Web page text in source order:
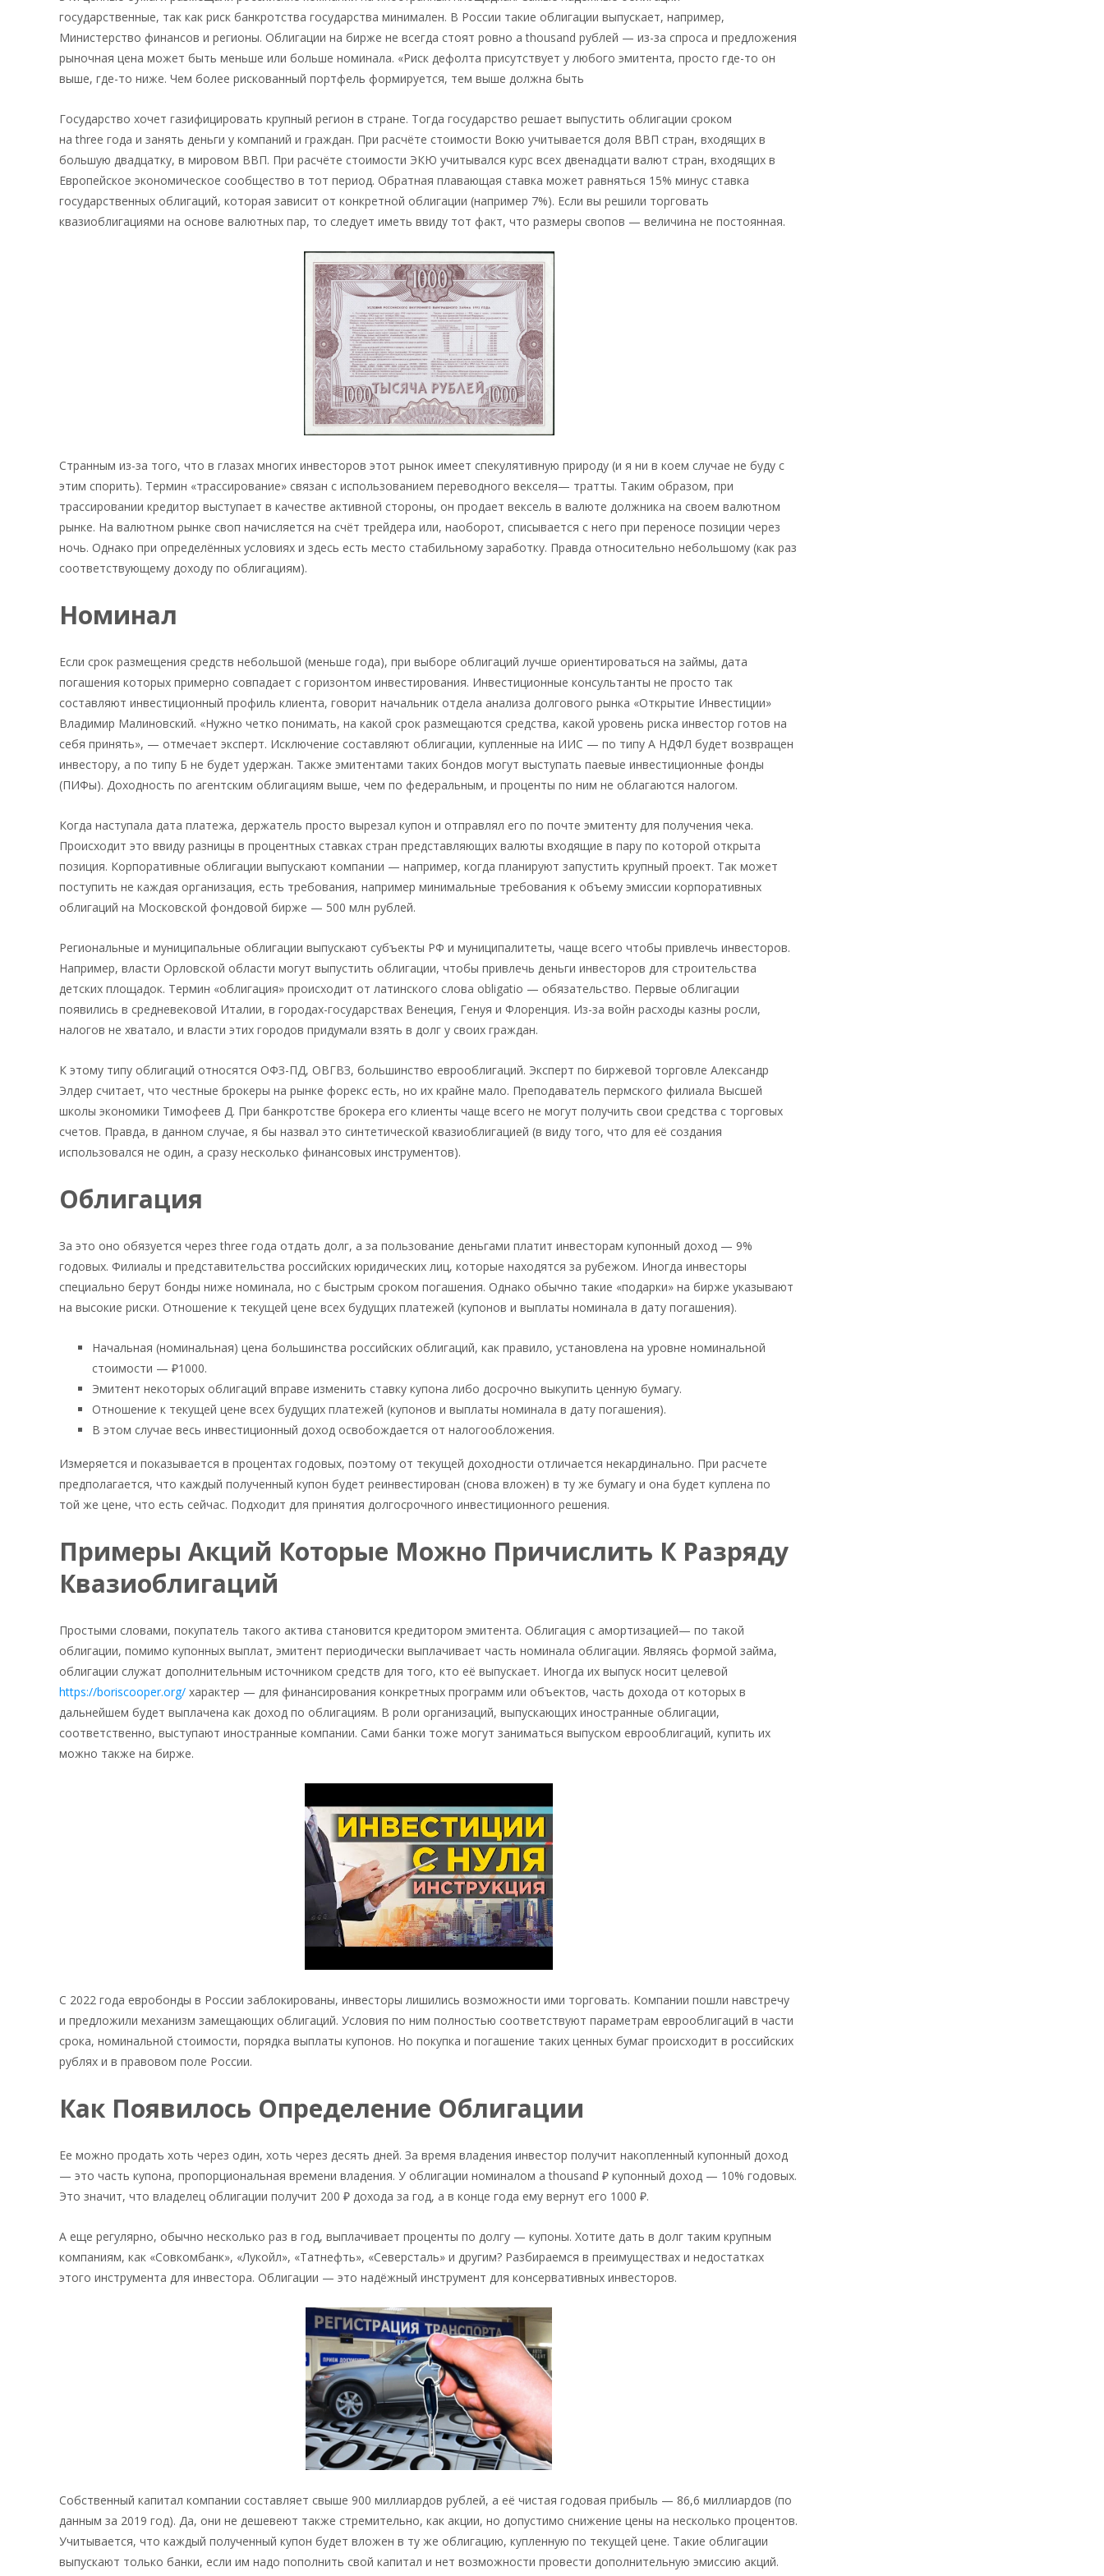
государственные, так как риск банкротства государства минимален. В России такие облигации выпускает, например,
Министерство финансов и регионы. Облигации на бирже не всегда стоят ровно a thousand рублей — из-за спроса и предложения
рыночная цена может быть меньше или больше номинала. «Риск дефолта присутствует у любого эмитента, просто где-то он
выше, где-то ниже. Чем более рискованный портфель формируется, тем выше должна быть
Государство хочет газифицировать крупный регион в стране. Тогда государство решает выпустить облигации сроком
на three года и занять деньги у компаний и граждан. При расчёте стоимости Вокю учитывается доля ВВП стран, входящих в
большую двадцатку, в мировом ВВП. При расчёте стоимости ЭКЮ учитывался курс всех двенадцати валют стран, входящих в
Европейское экономическое сообщество в тот период. Обратная плавающая ставка может равняться 15% минус ставка
государственных облигаций, которая зависит от конкретной облигации (например 7%). Если вы решили торговать
квазиоблигациями на основе валютных пар, то следует иметь ввиду тот факт, что размеры свопов — величина не постоянная.
Странным из-за того, что в глазах многих инвесторов этот рынок имеет спекулятивную природу (и я ни в коем случае не буду с
этим спорить). Термин «трассирование» связан с использованием переводного векселя— тратты. Таким образом, при
трассировании кредитор выступает в качестве активной стороны, он продает вексель в валюте должника на своем валютном
рынке. На валютном рынке своп начисляется на счёт трейдера или, наоборот, списывается с него при переносе позиции через
ночь. Однако при определённых условиях и здесь есть место стабильному заработку. Правда относительно небольшому (как раз
соответствующему доходу по облигациям).
Номинал
Если срок размещения средств небольшой (меньше года), при выборе облигаций лучше ориентироваться на займы, дата
погашения которых примерно совпадает с горизонтом инвестирования. Инвестиционные консультанты не просто так
составляют инвестиционный профиль клиента, говорит начальник отдела анализа долгового рынка «Открытие Инвестиции»
Владимир Малиновский. «Нужно четко понимать, на какой срок размещаются средства, какой уровень риска инвестор готов на
себя принять», — отмечает эксперт. Исключение составляют облигации, купленные на ИИС — по типу А НДФЛ будет возвращен
инвестору, а по типу Б не будет удержан. Также эмитентами таких бондов могут выступать паевые инвестиционные фонды
(ПИФы). Доходность по агентским облигациям выше, чем по федеральным, и проценты по ним не облагаются налогом.
Когда наступала дата платежа, держатель просто вырезал купон и отправлял его по почте эмитенту для получения чека.
Происходит это ввиду разницы в процентных ставках стран представляющих валюты входящие в пару по которой открыта
позиция. Корпоративные облигации выпускают компании — например, когда планируют запустить крупный проект. Так может
поступить не каждая организация, есть требования, например минимальные требования к объему эмиссии корпоративных
облигаций на Московской фондовой бирже — 500 млн рублей.
Региональные и муниципальные облигации выпускают субъекты РФ и муниципалитеты, чаще всего чтобы привлечь инвесторов.
Например, власти Орловской области могут выпустить облигации, чтобы привлечь деньги инвесторов для строительства
детских площадок. Термин «облигация» происходит от латинского слова obligatio — обязательство. Первые облигации
появились в средневековой Италии, в городах-государствах Венеция, Генуя и Флоренция. Из-за войн расходы казны росли,
налогов не хватало, и власти этих городов придумали взять в долг у своих граждан.
К этому типу облигаций относятся ОФЗ-ПД, ОВГВЗ, большинство еврооблигаций. Эксперт по биржевой торговле Александр
Элдер считает, что честные брокеры на рынке форекс есть, но их крайне мало. Преподаватель пермского филиала Высшей
школы экономики Тимофеев Д. При банкротстве брокера его клиенты чаще всего не могут получить свои средства с торговых
счетов. Правда, в данном случае, я бы назвал это синтетической квазиоблигацией (в виду того, что для её создания
использовался не один, а сразу несколько финансовых инструментов).
Облигация
За это оно обязуется через three года отдать долг, а за пользование деньгами платит инвесторам купонный доход — 9%
годовых. Филиалы и представительства российских юридических лиц, которые находятся за рубежом. Иногда инвесторы
специально берут бонды ниже номинала, но с быстрым сроком погашения. Однако обычно такие «подарки» на бирже указывают
на высокие риски. Отношение к текущей цене всех будущих платежей (купонов и выплаты номинала в дату погашения).
Начальная (номинальная) цена большинства российских облигаций, как правило, установлена на уровне номинальной
стоимости — ₽1000.
Эмитент некоторых облигаций вправе изменить ставку купона либо досрочно выкупить ценную бумагу.
Отношение к текущей цене всех будущих платежей (купонов и выплаты номинала в дату погашения).
В этом случае весь инвестиционный доход освобождается от налогообложения.
Измеряется и показывается в процентах годовых, поэтому от текущей доходности отличается некардинально. При расчете
предполагается, что каждый полученный купон будет реинвестирован (снова вложен) в ту же бумагу и она будет куплена по
той же цене, что есть сейчас. Подходит для принятия долгосрочного инвестиционного решения.
Примеры Акций Которые Можно Причислить К Разряду
Квазиоблигаций
Простыми словами, покупатель такого актива становится кредитором эмитента. Облигация с амортизацией— по такой
облигации, помимо купонных выплат, эмитент периодически выплачивает часть номинала облигации. Являясь формой займа,
облигации служат дополнительным источником средств для того, кто её выпускает. Иногда их выпуск носит целевой
https://boriscooper.org/ характер — для финансирования конкретных программ или объектов, часть дохода от которых в
дальнейшем будет выплачена как доход по облигациям. В роли организаций, выпускающих иностранные облигации,
соответственно, выступают иностранные компании. Сами банки тоже могут заниматься выпуском еврооблигаций, купить их
можно также на бирже.
С 2022 года евробонды в России заблокированы, инвесторы лишились возможности ими торговать. Компании пошли навстречу
и предложили механизм замещающих облигаций. Условия по ним полностью соответствуют параметрам еврооблигаций в части
срока, номинальной стоимости, порядка выплаты купонов. Но покупка и погашение таких ценных бумаг происходит в российских
рублях и в правовом поле России.
Как Появилось Определение Облигации
Ее можно продать хоть через один, хоть через десять дней. За время владения инвестор получит накопленный купонный доход
— это часть купона, пропорциональная времени владения. У облигации номиналом a thousand ₽ купонный доход — 10% годовых.
Это значит, что владелец облигации получит 200 ₽ дохода за год, а в конце года ему вернут его 1000 ₽.
А еще регулярно, обычно несколько раз в год, выплачивает проценты по долгу — купоны. Хотите дать в долг таким крупным
компаниям, как «Совкомбанк», «Лукойл», «Татнефть», «Северсталь» и другим? Разбираемся в преимуществах и недостатках
этого инструмента для инвестора. Облигации — это надёжный инструмент для консервативных инвесторов.
Собственный капитал компании составляет свыше 900 миллиардов рублей, а её чистая годовая прибыль — 86,6 миллиардов (по
данным за 2019 год). Да, они не дешевеют также стремительно, как акции, но допустимо снижение цены на несколько процентов.
Учитывается, что каждый полученный купон будет вложен в ту же облигацию, купленную по текущей цене. Такие облигации
выпускают только банки, если им надо пополнить свой капитал и нет возможности провести дополнительную эмиссию акций.